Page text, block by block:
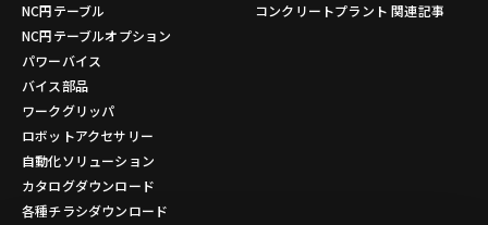
NC円テーブル
NC円テーブルオプション
パワーバイス
バイス部品
ワークグリッパ
ロボットアクセサリー
自動化ソリューション
カタログダウンロード
各種チラシダウンロード
コンクリートプラント 関連記事